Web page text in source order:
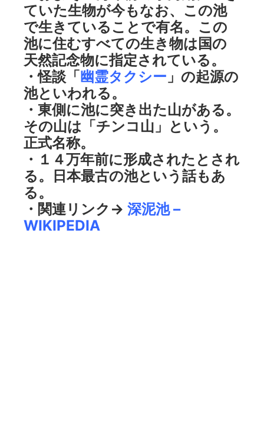
ていた生物が今もなお、この池
で生きていることで有名。この
池に住むすべての生き物は国の
天然記念物に指定されている。
・怪談「幽霊タクシー 」の起源の
池といわれる。
・東側に池に突き出た山がある。
その山は「チンコ山」という。
正式名称。
・１４万年前に形成されたとされ
る。日本最古の池という話もあ
る。
・関連リンク→ 深泥池 –
WIKIPEDIA